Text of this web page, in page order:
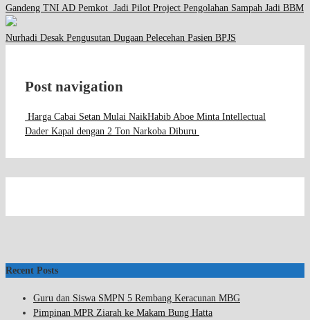
Gandeng TNI AD Pemkot Jadi Pilot Project Pengolahan Sampah Jadi BBM
Nurhadi Desak Pengusutan Dugaan Pelecehan Pasien BPJS
Post navigation
Harga Cabai Setan Mulai NaikHabib Aboe Minta Intellectual
Dader Kapal dengan 2 Ton Narkoba Diburu
Recent Posts
Guru dan Siswa SMPN 5 Rembang Keracunan MBG
Pimpinan MPR Ziarah ke Makam Bung Hatta